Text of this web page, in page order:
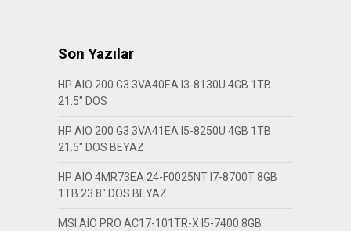
Son Yazılar
HP AIO 200 G3 3VA40EA I3-8130U 4GB 1TB
21.5″ DOS
HP AIO 200 G3 3VA41EA I5-8250U 4GB 1TB
21.5″ DOS BEYAZ
HP AIO 4MR73EA 24-F0025NT I7-8700T 8GB
1TB 23.8″ DOS BEYAZ
MSI AIO PRO AC17-101TR-X I5-7400 8GB